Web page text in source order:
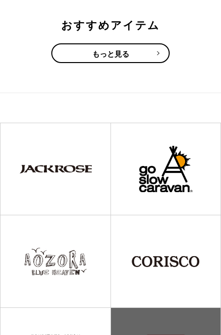
おすすめアイテム
もっと見る